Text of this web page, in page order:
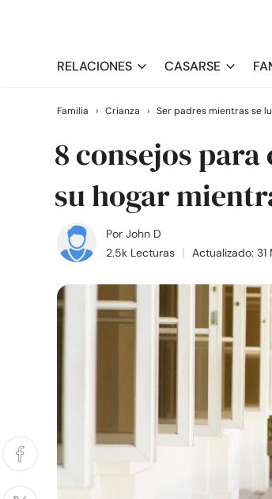
RELACIONES CASARSE
Familia › Crianza › Ser padres mientras se
8 consejos
su hogar
Por John D
2.5k Lecturas
Actualizado: 31